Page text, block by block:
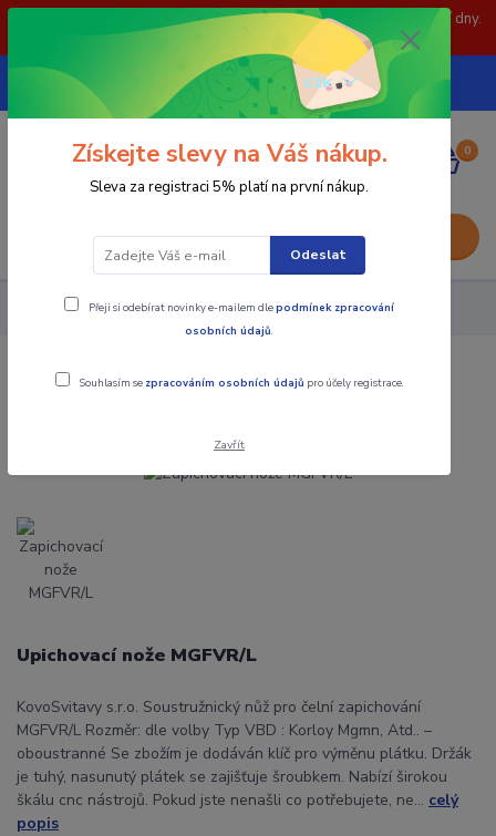
POZOR: 31.7 , 3.8 a 5.8- zavřeno. objednávky odešleme následující dny.
Děkujeme za pochopení.
CZK
739252246
(Po-Pá, 8-15 hod.)
0
0,00 Kč
Nástroje - Kovoobrábění Zapichovací nože MGFVR/L
Zapichovací nože MGFVR/L
Upichovací nože MGFVR/L
KovoSvitavy s.r.o. Soustružnický nůž pro čelní zapichování
MGFVR/L Rozměr: dle volby Typ VBD : Korloy Mgmn, Atd.. –
oboustranné Se zbožím je dodáván klíč pro výměnu plátku. Držák
je tuhý, nasunutý plátek se zajišťuje šroubkem. Nabízí širokou
škálu cnc nástrojů. Pokud jste nenašli co potřebujete, ne... celý
popis
Získejte slevy na Váš nákup.
Sleva za registraci 5% platí na první nákup.
Odeslat
Přeji si odebírat novinky e-mailem dlepodmínek zpracování
osobních údajů.
Souhlasím se zpracováním osobních údajů pro účely registrace.
Zavřít